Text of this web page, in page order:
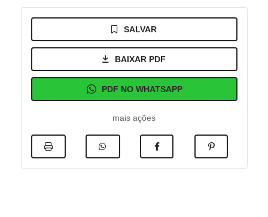
SALVAR
BAIXAR PDF
PDF NO WHATSAPP
mais ações